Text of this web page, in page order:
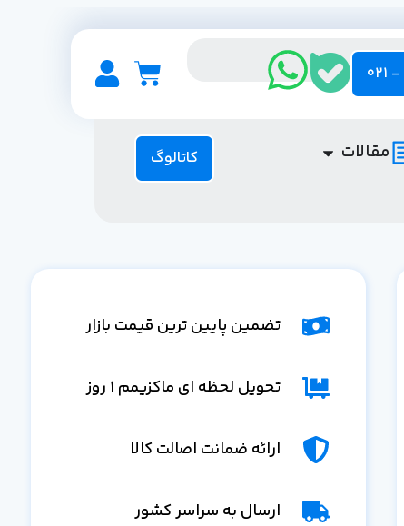
مقالات
کاتالوگ
تضمین پایین ترین قیمت بازار
تحویل لحظه ای ماکزیمم 1 روز
ارائه ضمانت اصالت کالا
ارسال به سراسر کشور